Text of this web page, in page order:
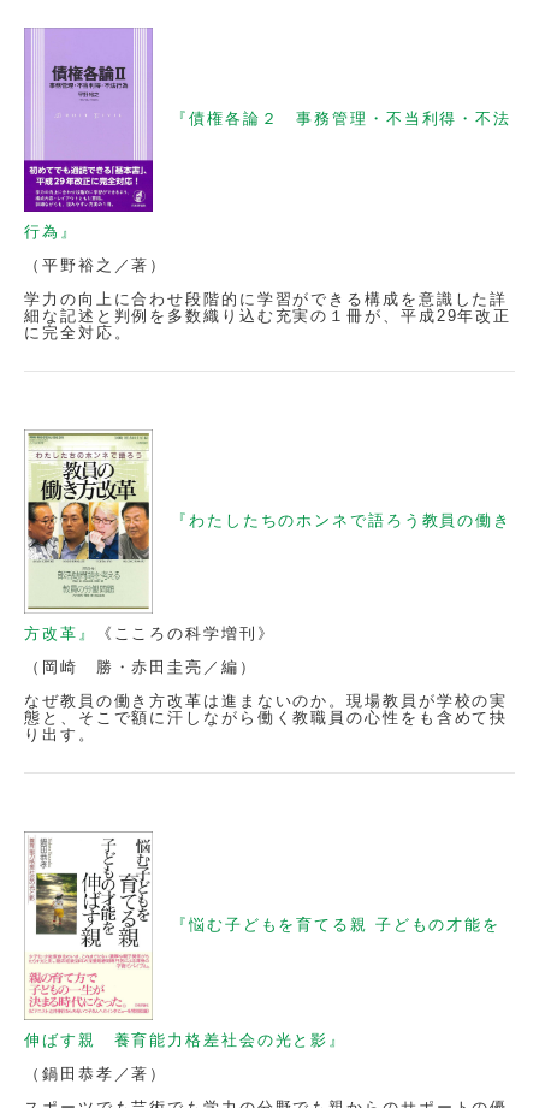
『債権各論２ 事務管理・不当利得・不法
行為』
（平野裕之／著）
学力の向上に合わせ段階的に学習ができる構成を意識した詳
細な記述と判例を多数織り込む充実の１冊が、平成29年改正
に完全対応。
『わたしたちのホンネで語ろう教員の働き
方改革』
《こころの科学増刊》
（岡崎 勝・赤田圭亮／編）
なぜ教員の働き方改革は進まないのか。現場教員が学校の実
態と、そこで額に汗しながら働く教職員の心性をも含めて抉
り出す。
『悩む子どもを育てる親 子どもの才能を
伸ばす親 養育能力格差社会の光と影』
（鍋田恭孝／著）